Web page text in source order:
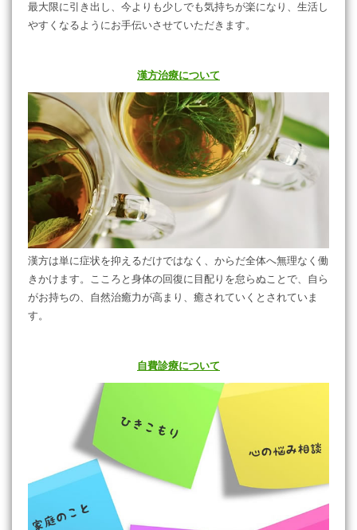
最大限に引き出し、今よりも少しでも気持ちが楽になり、生活し
やすくなるようにお手伝いさせていただきます。
漢方治療について
漢方は単に症状を抑えるだけではなく、からだ全体へ無理なく働
きかけます。こころと身体の回復に目配りを怠らぬことで、自ら
がお持ちの、自然治癒力が高まり、癒されていくとされていま
す。
自費診療について